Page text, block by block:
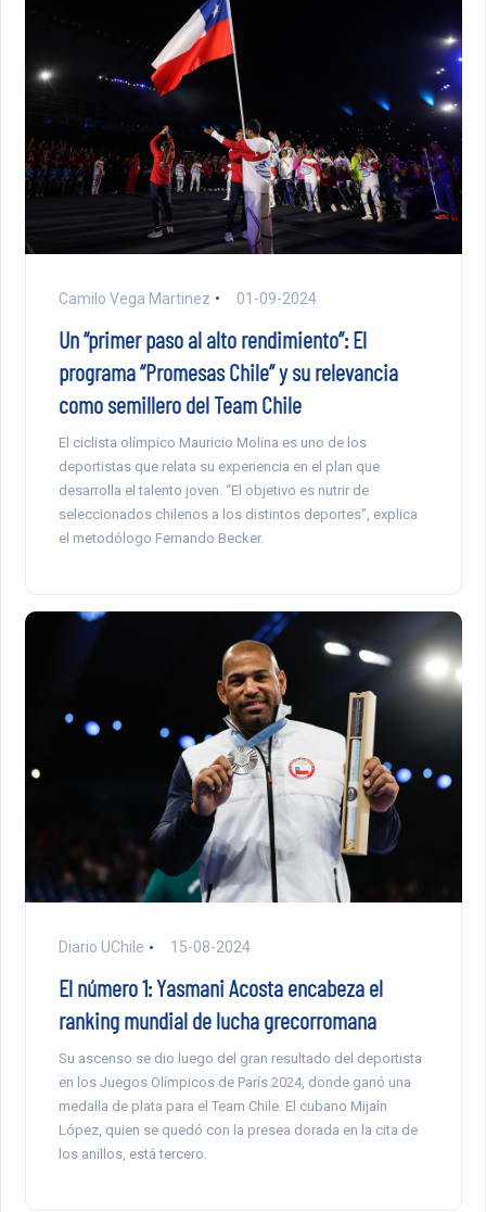
Camilo Vega Martinez 01-09-2024
Un “primer paso al alto rendimiento”: El
programa “Promesas Chile” y su relevancia
como semillero del Team Chile
El ciclista olímpico Mauricio Molina es uno de los
deportistas que relata su experiencia en el plan que
desarrolla el talento joven. “El objetivo es nutrir de
seleccionados chilenos a los distintos deportes”, explica
el metodólogo Fernando Becker.
Diario UChile 15-08-2024
El número 1: Yasmani Acosta encabeza el
ranking mundial de lucha grecorromana
Su ascenso se dio luego del gran resultado del deportista
en los Juegos Olímpicos de París 2024, donde ganó una
medalla de plata para el Team Chile. El cubano Mijaín
López, quien se quedó con la presea dorada en la cita de
los anillos, está tercero.